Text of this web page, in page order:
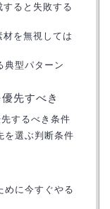
ると失敗する
を無視しては
典型パターン
先すべき
するべき条件
を選ぶ判断条件
めに今すぐやる